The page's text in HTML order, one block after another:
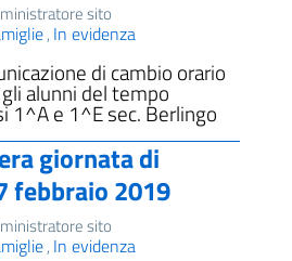
sito
, In evidenza
di cambio orario
alunni del tempo
1^A e 1^E sec. Berlingo
giornata di
febbraio 2019
sito
, In evidenza